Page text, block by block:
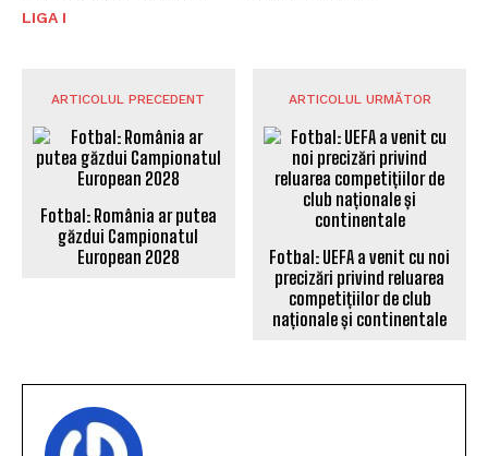
LIGA I
ARTICOLUL PRECEDENT
Fotbal: România ar putea
găzdui Campionatul
European 2028
ARTICOLUL URMĂTOR
Fotbal: UEFA a venit cu noi
precizări privind reluarea
competițiilor de club
naționale și continentale